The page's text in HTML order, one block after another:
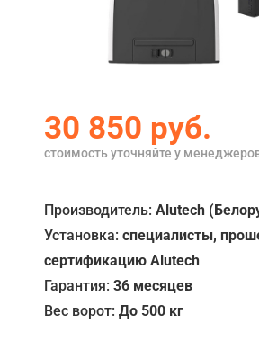
О компании
Отзывы
Контакты
30 850 руб.
стоимость уточняйте у
Производитель: Alutech
Установка: специалисты,
сертификацию Alutech
Гарантия: 36 месяцев
Вес ворот: До 500 кг